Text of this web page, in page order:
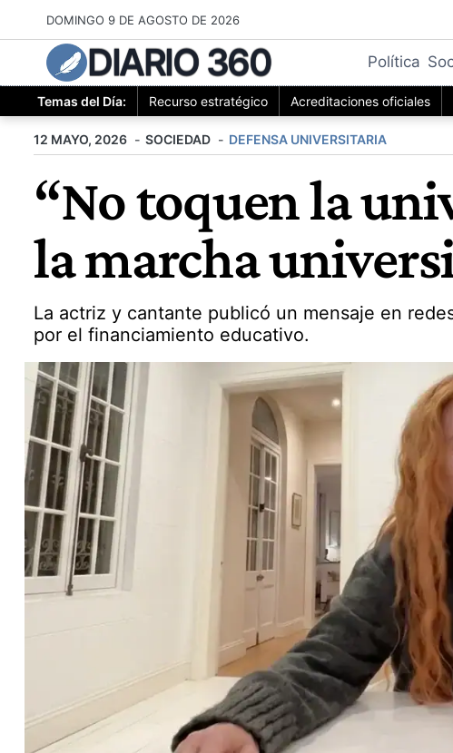
al
contenido
DOMINGO 9 DE AGOSTO DE 2026
DIARIO 360 Política
Temas del Día: Recurso estratégico Acreditaciones oficiales
12 MAYO, 2026 SOCIEDAD DEFENSA UNIVERSITARIA
“No toquen la
la marcha
La actriz y cantante publicó un mensaje en
por el financiamiento educativo.